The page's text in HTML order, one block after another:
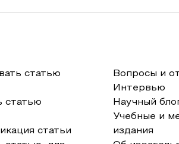
статью
статью
статьи
Вопросы и
Интервью
Научный
Учебные и
издания